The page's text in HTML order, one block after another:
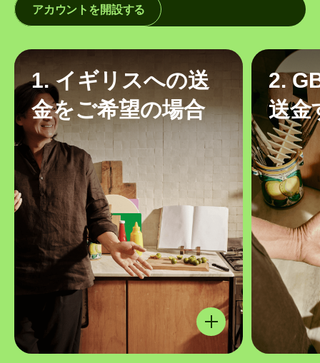
アカウントを開設する
1. イギリスへの送
金をご希望の場合
2.
送金